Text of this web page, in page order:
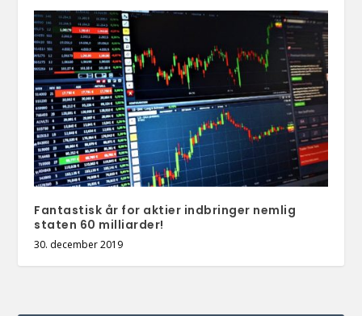
Fantastisk år for aktier indbringer nemlig
staten 60 milliarder!
30. december 2019